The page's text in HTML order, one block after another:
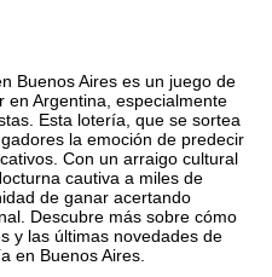
Buenos Aires es un juego de
en Argentina, especialmente
Esta lotería, que se sortea
la emoción de predecir
Con un arraigo cultural
cautiva a miles de
de ganar acertando
Descubre más sobre cómo
y las últimas novedades de
en Buenos Aires.